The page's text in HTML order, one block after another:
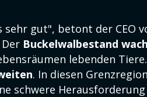
sehr gut", betont der CEO
Buckelwalbestand
lebenden
. In diesen
schwere